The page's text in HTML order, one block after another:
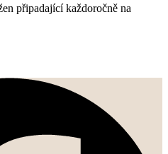
připadající každoročně na